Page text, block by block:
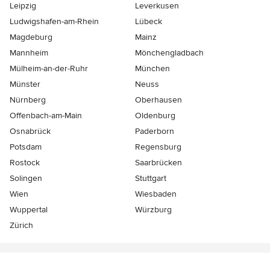
Leipzig
Leverkusen
Ludwigshafen-am-Rhein
Lübeck
Magdeburg
Mainz
Mannheim
Mönchen­gladbach
Mülheim-an-der-Ruhr
München
Münster
Neuss
Nürnberg
Oberhausen
Offenbach-am-Main
Oldenburg
Osnabrück
Paderborn
Potsdam
Regensburg
Rostock
Saarbrücken
Solingen
Stuttgart
Wien
Wiesbaden
Wuppertal
Würzburg
Zürich